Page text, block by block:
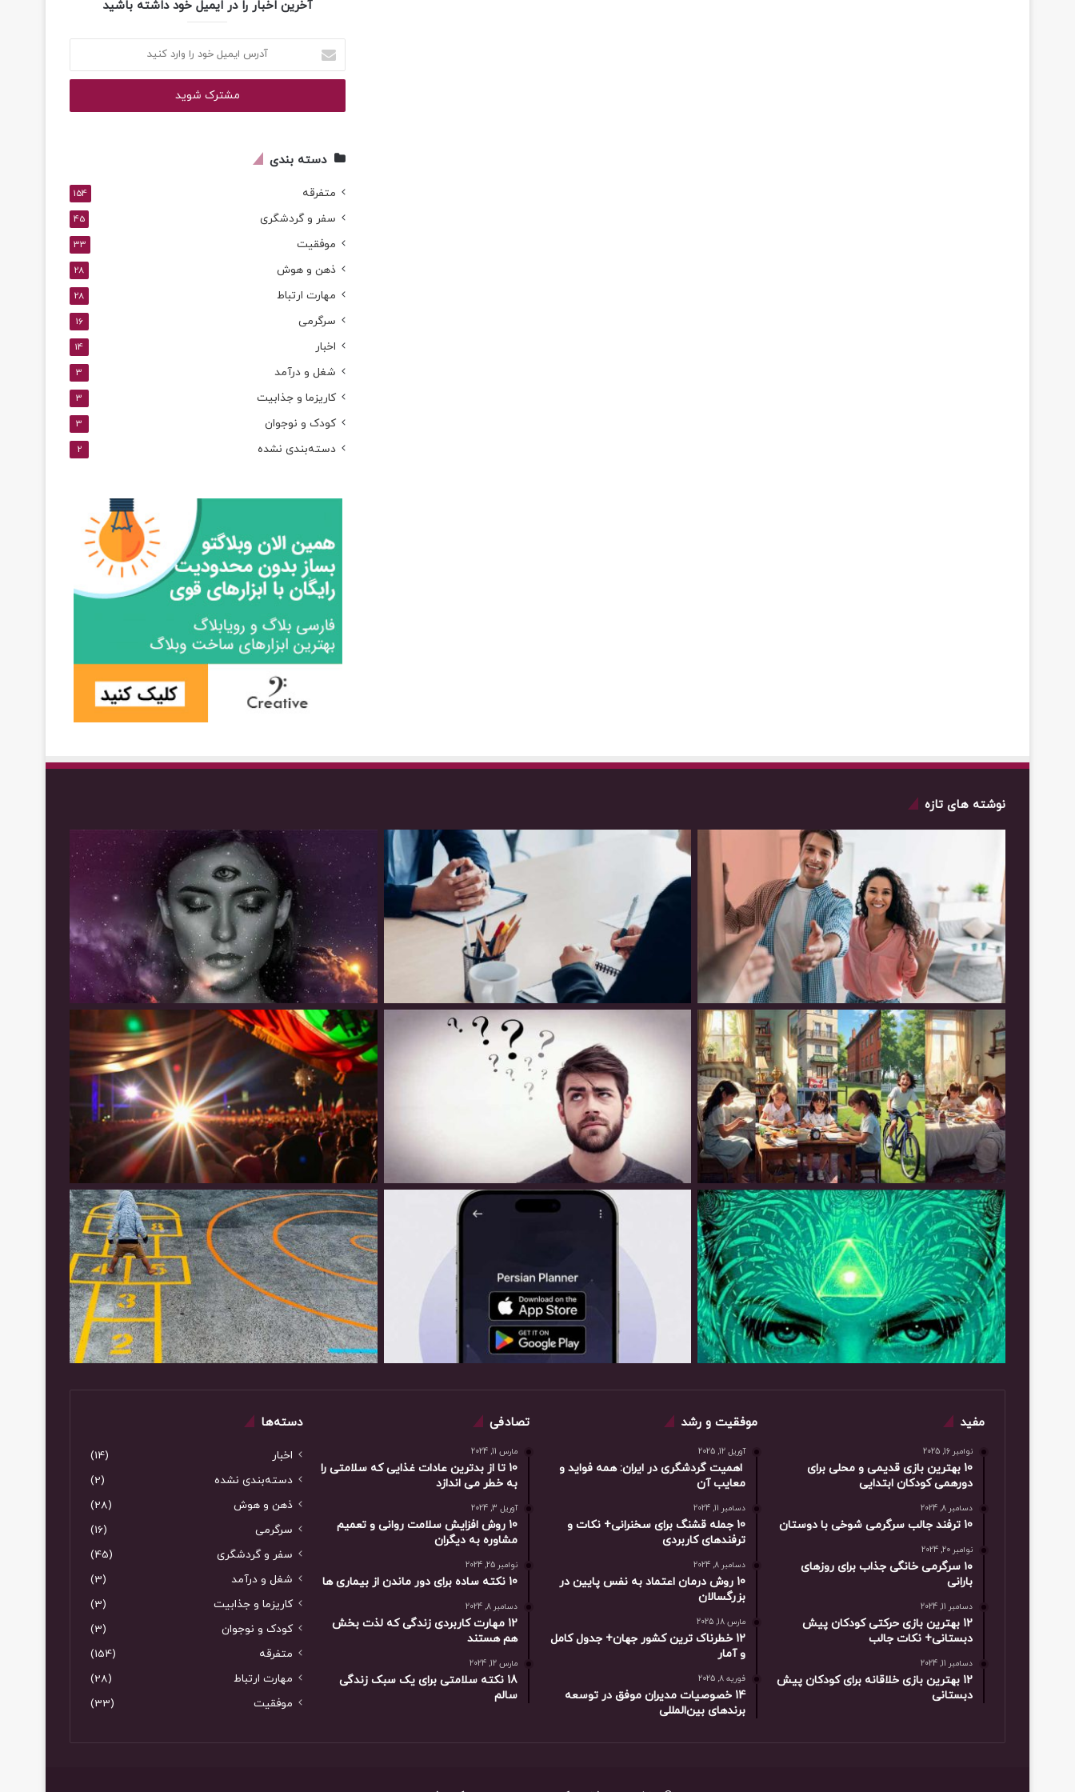
آخرین اخبار را در ایمیل خود داشته باشید
ایمیل
خود
وارد
دسته بندی
متفرقه 154
سفر و گردشگری 45
موفقیت 33
ذهن و هوش 28
مهارت ارتباط 28
سرگرمی 16
اخبار 14
شغل و درآمد 3
کاریزما و جذابیت 3
کودک و نوجوان 3
دسته‌بندی نشده 2
نوشته های تازه
مفید
نوامبر 16, 2025
10 بهترین بازی‌ قدیمی و محلی برای
دورهمی کودکان ابتدایی
دسامبر 8, 2024
10 ترفند جالب سرگرمی شوخی با دوستان
نوامبر 20, 2024
۱۰ سرگرمی خانگی جذاب برای روزهای
بارانی
دسامبر 11, 2024
12 بهترین بازی حرکتی کودکان پیش
دبستانی+ نکات جالب
دسامبر 11, 2024
12 بهترین بازی خلاقانه برای کودکان پیش
دبستانی
موفقیت و رشد
آوریل 12, 2025
اهمیت گردشگری در ایران: همه فواید و
معایب آن
دسامبر 11, 2024
10 جمله قشنگ برای سخنرانی+ نکات و
ترفندهای کاربردی
دسامبر 8, 2024
10 روش درمان اعتماد به نفس پایین در
بزرگسالان
مارس 18, 2025
12 خطرناک ترین کشور جهان+ جدول کامل
و آمار
فوریه 8, 2025
14 خصوصیات مدیران موفق در توسعه
برندهای بین‌المللی
تصادفی
مارس 11, 2024
10 تا از بدترین عادات غذایی که سلامتی را
به خطر می اندازد
آوریل 3, 2024
10 روش افزایش سلامت روانی و تعمیم
مشاوره به دیگران
نوامبر 25, 2024
10 نکته ساده برای دور ماندن از بیماری ها
دسامبر 8, 2024
12 مهارت کاربردی زندگی که لذت بخش
هم هستند
مارس 12, 2024
18 نکته سلامتی برای یک سبک زندگی
سالم
دسته‌ها
اخبار
(14)
دسته‌بندی نشده
(2)
ذهن و هوش
(28)
سرگرمی
(16)
سفر و گردشگری
(45)
شغل و درآمد
(3)
کاریزما و جذابیت
(3)
کودک و نوجوان
(3)
متفرقه
(154)
مهارت ارتباط
(28)
موفقیت
(33)